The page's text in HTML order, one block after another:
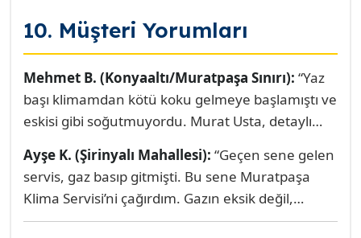
asla ödün verilmez. Uygun fiyata, tam kapsamlı
ve garantili hizmet sunmayı taahhüt ediyoruz.
alıyoruz. Unutmayın, kalitesiz bir bakımın neden
olacağı kompresör arızası veya yüksek enerji
faturası, ucuza aldığınız bakım ücretinin kat kat
üstünde bir maliyet yaratacaktır.
10. Müşteri Yorumları
Mehmet B. (Konyaaltı/Muratpaşa Sınırı): “Yaz
başı klimamdan kötü koku gelmeye başlamıştı ve
eskisi gibi soğutmuyordu. Murat Usta, detaylı
döndürdü. Temizlikten sonra hem elektrik
faturası düştü hem de eşim alerjisinden dolayı
daha rahat nefes almaya başladı. Gerçekten
Ayşe K. (Şirinyalı Mahallesi): “Geçen sene gelen
servis, gaz basıp gitmişti. Bu sene Muratpaşa
Klima Servisi’ni çağırdım. Gazın eksik değil,
sistemin kirli olduğu için verimsiz çalıştığını